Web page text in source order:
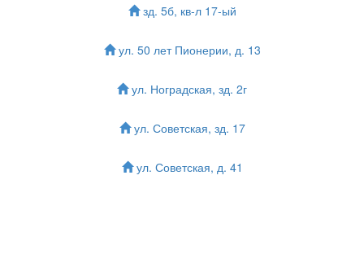
зд. 5б, кв-л 17-ый
ул. 50 лет Пионерии, д. 13
ул. Ноградская, зд. 2г
ул. Советская, зд. 17
ул. Советская, д. 41